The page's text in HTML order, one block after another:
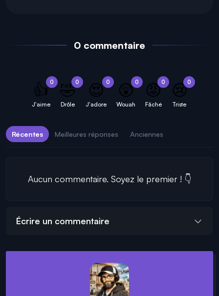
0 commentaire
0
👍
J'aime
0
🤣
Drôle
0
😍
J'adore
0
😲
Wouah
0
😡
Fâché
0
😢
Triste
Récentes Meilleures réponses Anciennes
Aucun commentaire. Soyez le premier ! 👇
Écrire un commentaire